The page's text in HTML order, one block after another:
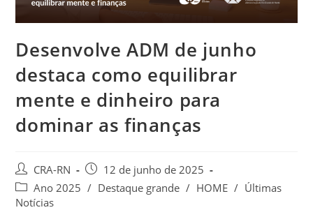
Desenvolve ADM de junho
destaca como equilibrar
mente e dinheiro para
dominar as finanças
Autor
do
post:
CRA-RN
Post
publicado:
12 de junho de 2025
Categoria
do
Ano 2025 / Destaque grande / HOME / Últimas
Notícias